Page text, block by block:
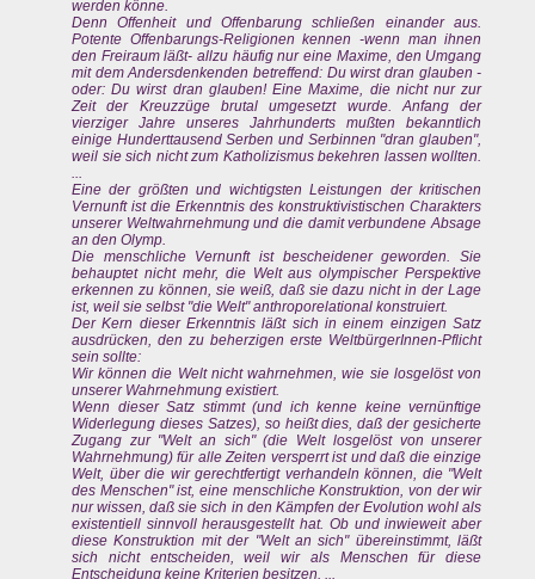
werden könne.
Denn Offenheit und Offenbarung schließen einander aus.
Potente Offenbarungs-Religionen kennen -wenn man ihnen
den Freiraum läßt- allzu häufig nur eine Maxime, den Umgang
mit dem Andersdenkenden betreffend: Du wirst dran glauben -
oder: Du wirst dran glauben! Eine Maxime, die nicht nur zur
Zeit der Kreuzzüge brutal umgesetzt wurde. Anfang der
vierziger Jahre unseres Jahrhunderts mußten bekanntlich
einige Hunderttausend Serben und Serbinnen "dran glauben",
weil sie sich nicht zum Katholizismus bekehren lassen wollten.
...
Eine der größten und wichtigsten Leistungen der kritischen
Vernunft ist die Erkenntnis des konstruktivistischen Charakters
unserer Weltwahrnehmung und die damit verbundene Absage
an den Olymp.
Die menschliche Vernunft ist bescheidener geworden. Sie
behauptet nicht mehr, die Welt aus olympischer Perspektive
erkennen zu können, sie weiß, daß sie dazu nicht in der Lage
ist, weil sie selbst "die Welt" anthroporelational konstruiert.
Der Kern dieser Erkenntnis läßt sich in einem einzigen Satz
ausdrücken, den zu beherzigen erste WeltbürgerInnen-Pflicht
sein sollte:
Wir können die Welt nicht wahrnehmen, wie sie losgelöst von
unserer Wahrnehmung existiert.
Wenn dieser Satz stimmt (und ich kenne keine vernünftige
Widerlegung dieses Satzes), so heißt dies, daß der gesicherte
Zugang zur "Welt an sich" (die Welt losgelöst von unserer
Wahrnehmung) für alle Zeiten versperrt ist und daß die einzige
Welt, über die wir gerechtfertigt verhandeln können, die "Welt
des Menschen" ist, eine menschliche Konstruktion, von der wir
nur wissen, daß sie sich in den Kämpfen der Evolution wohl als
existentiell sinnvoll herausgestellt hat. Ob und inwieweit aber
diese Konstruktion mit der "Welt an sich" übereinstimmt, läßt
sich nicht entscheiden, weil wir als Menschen für diese
Entscheidung keine Kriterien besitzen. ...